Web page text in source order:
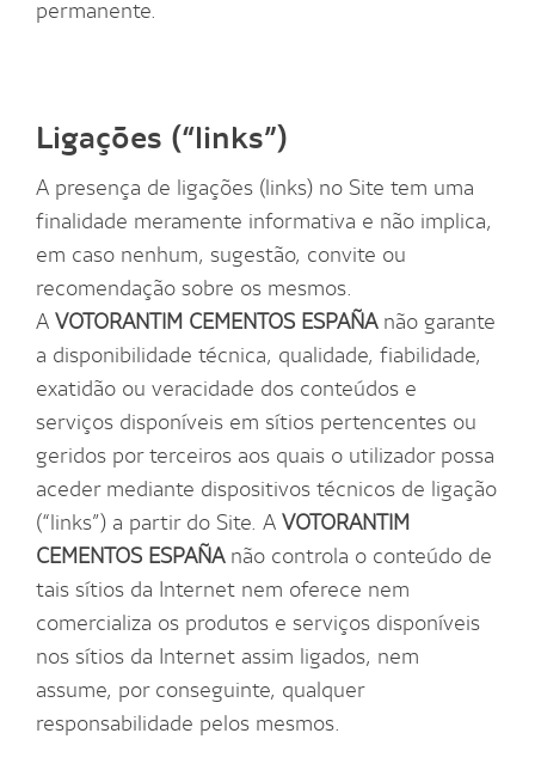
permanente.
Ligações (“links”)
A presença de ligações (links) no Site tem uma
finalidade meramente informativa e não implica,
em caso nenhum, sugestão, convite ou
recomendação sobre os mesmos.
A VOTORANTIM CEMENTOS ESPAÑAnão garante
a disponibilidade técnica, qualidade, fiabilidade,
exatidão ou veracidade dos conteúdos e
serviços disponíveis em sítios pertencentes ou
geridos por terceiros aos quais o utilizador possa
aceder mediante dispositivos técnicos de ligação
(“links”) a partir do Site. A VOTORANTIM
CEMENTOS ESPAÑAnão controla o conteúdo de
tais sítios da Internet nem oferece nem
comercializa os produtos e serviços disponíveis
nos sítios da Internet assim ligados, nem
assume, por conseguinte, qualquer
responsabilidade pelos mesmos.